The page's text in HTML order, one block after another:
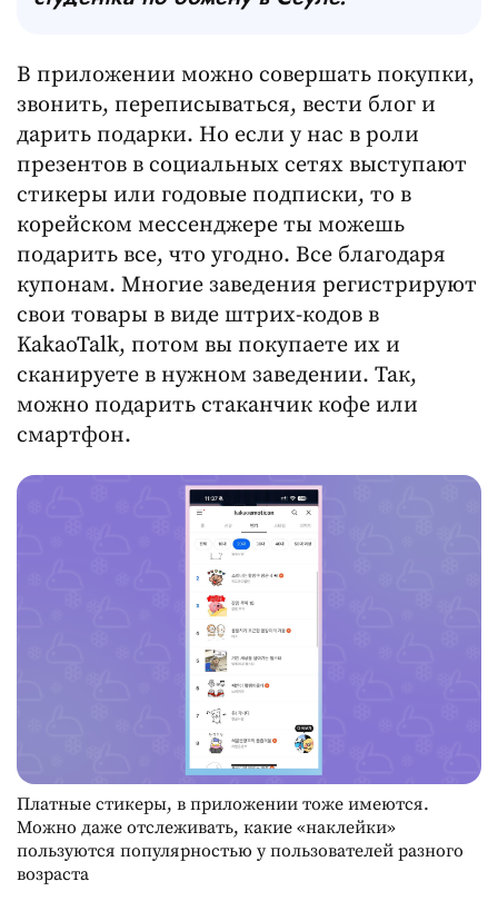
В приложении можно совершать покупки,
звонить, переписываться, вести блог и
дарить подарки. Но если у нас в роли
презентов в социальных сетях выступают
стикеры или годовые подписки, то в
корейском мессенджере ты можешь
подарить все, что угодно. Все благодаря
купонам. Многие заведения регистрируют
свои товары в виде штрих-кодов в
KakaoTalk, потом вы покупаете их и
сканируете в нужном заведении. Так,
можно подарить стаканчик кофе или
смартфон.
Платные стикеры, в приложении тоже имеются.
Можно даже отслеживать, какие «наклейки»
пользуются популярностью у пользователей разного
возраста